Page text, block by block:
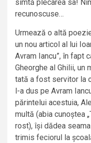
simtă plecarea sa!
recunoscuse…
Urmează o altă
un nou articol al lui
Avram Iancu”, în fapt
Gheorghe al Ghilii, un
tată a fost servitor la
l-a dus pe Avram
părintelui acestuia,
multă (abia cunoștea
rost), își dădea
trimis feciorul la